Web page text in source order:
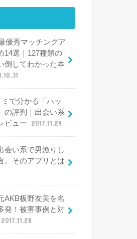
優秀マッチングア
14選｜127種類の
倒してわかった本
で分かる「ハッ
の評判｜出会い系
ビュー
2017.11.29
会い系で男漁りし
。そのアプリとは
AKB板野友美を名
発！被害事例と対
2017.11.28